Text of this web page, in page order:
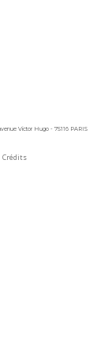
Victor Hugo - 75116 PARIS
Crédits